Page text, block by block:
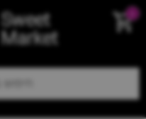
Sweet
Market